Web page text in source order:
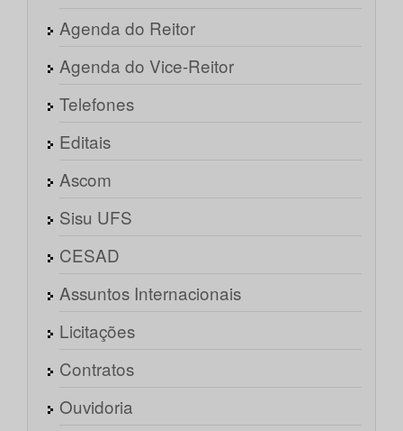
Agenda do Reitor
Agenda do Vice-Reitor
Telefones
Editais
Ascom
Sisu UFS
CESAD
Assuntos Internacionais
Licitações
Contratos
Ouvidoria